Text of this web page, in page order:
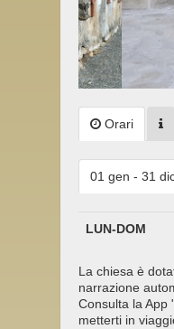
Orari
01 gen - 31
LUN-DOM
La chiesa è
narrazione
Consulta la App
metterti in